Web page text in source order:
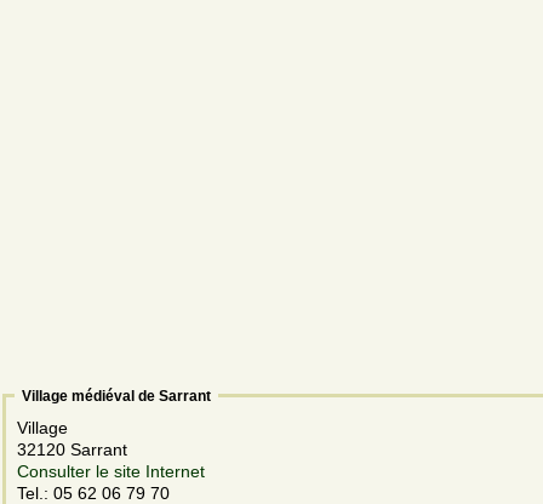
Village médiéval de Sarrant
Village
32120 Sarrant
Consulter le site Internet
Tel.: 05 62 06 79 70